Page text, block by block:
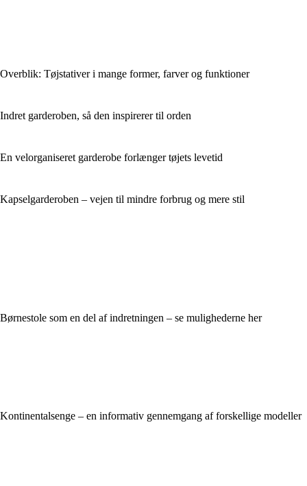
Overblik: Tøjstativer i mange former, farver og funktioner
Indret garderoben, så den inspirerer til orden
En velorganiseret garderobe forlænger tøjets levetid
Kapselgarderoben – vejen til mindre forbrug og mere stil
Børnestole som en del af indretningen – se mulighederne her
Kontinentalsenge – en informativ gennemgang af forskellige modeller